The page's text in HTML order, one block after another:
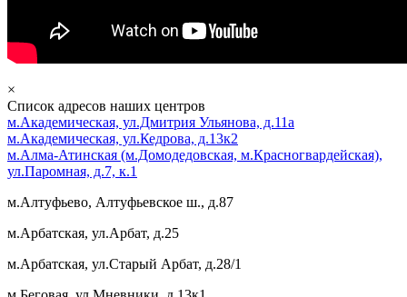
×
Список адресов наших центров
м.Академическая, ул.Дмитрия Ульянова, д.11а
м.Академическая, ул.Кедрова, д.13к2
м.Алма-Атинская (м.Домодедовская, м.Красногвардейская),
ул.Паромная, д.7, к.1
м.Алтуфьево, Алтуфьевское ш., д.87
м.Арбатская, ул.Арбат, д.25
м.Арбатская, ул.Старый Арбат, д.28/1